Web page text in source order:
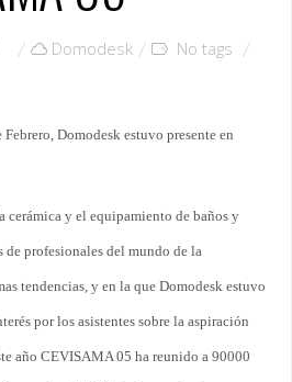
Domodesk
No tags
Domodesk estuvo presente en
cerámica y el equipamiento de baños y
de profesionales del mundo de la
tendencias, y en la que Domodesk estuvo
por los asistentes sobre la aspiración
año CEVISAMA 05 ha reunido a 90000